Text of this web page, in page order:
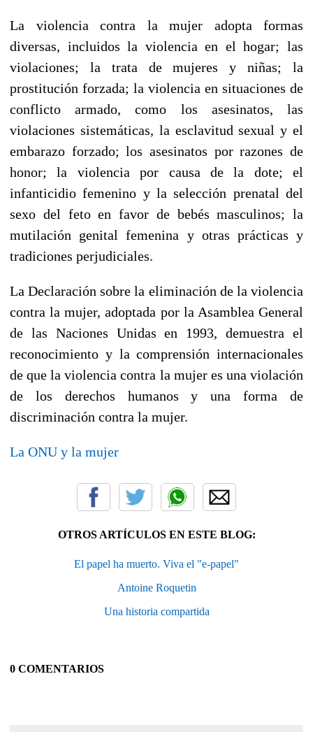
La violencia contra la mujer adopta formas
diversas, incluidos la violencia en el hogar; las
violaciones; la trata de mujeres y niñas; la
prostitución forzada; la violencia en situaciones de
conflicto armado, como los asesinatos, las
violaciones sistemáticas, la esclavitud sexual y el
embarazo forzado; los asesinatos por razones de
honor; la violencia por causa de la dote; el
infanticidio femenino y la selección prenatal del
sexo del feto en favor de bebés masculinos; la
mutilación genital femenina y otras prácticas y
tradiciones perjudiciales.
La Declaración sobre la eliminación de la violencia
contra la mujer, adoptada por la Asamblea General
de las Naciones Unidas en 1993, demuestra el
reconocimiento y la comprensión internacionales
de que la violencia contra la mujer es una violación
de los derechos humanos y una forma de
discriminación contra la mujer.
La ONU y la mujer
OTROS ARTÍCULOS EN ESTE BLOG:
El papel ha muerto. Viva el "e-papel"
Antoine Roquetin
Una historia compartida
0 COMENTARIOS